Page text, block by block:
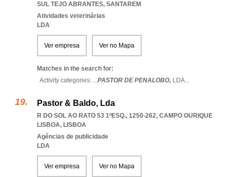
SUL TEJO ABRANTES, SANTAREM
Atividades veterinárias
LDA
Ver empresa Ver no Mapa
Matches in the search for:
Activity categories: ...PASTOR DE PENALOBO, LDA...
Pastor & Baldo, Lda
R DO SOL AO RATO 53 1ºESQ., 1250-262, CAMPO OURIQUE
LISBOA, LISBOA
Agências de publicidade
LDA
Ver empresa Ver no Mapa